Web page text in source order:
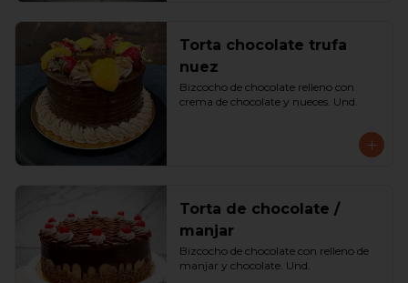
Torta chocolate trufa
nuez
Bizcocho de chocolate relleno con
crema de chocolate y nueces. Und.
Torta de chocolate /
manjar
Bizcocho de chocolate con relleno de
manjar y chocolate. Und.